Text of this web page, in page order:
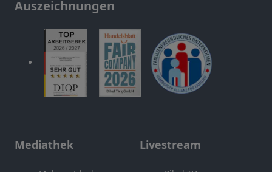
Auszeichnungen
Mediathek Livestream